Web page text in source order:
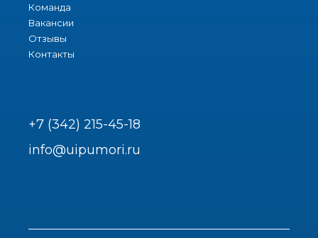
Команда
Вакансии
Отзывы
Контакты
+7 (342) 215-45-18
info@uipumori.ru